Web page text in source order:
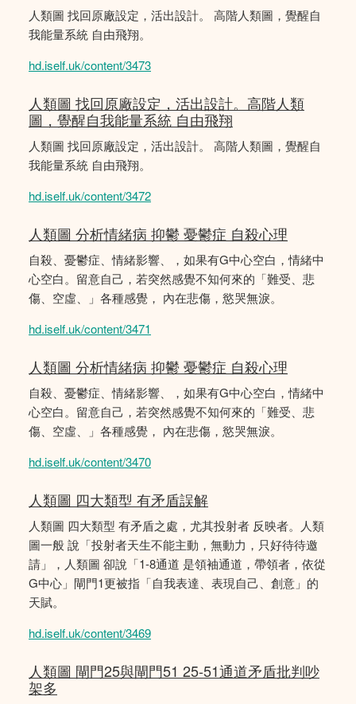
人類圖 找回原廠設定，活出設計。 高階人類圖，覺醒自
我能量系統 自由飛翔。
hd.iself.uk/content/3473
人類圖 找回原廠設定，活出設計。高階人類
圖，覺醒自我能量系統 自由飛翔
人類圖 找回原廠設定，活出設計。 高階人類圖，覺醒自
我能量系統 自由飛翔。
hd.iself.uk/content/3472
人類圖 分析情緒病 抑鬱 憂鬱症 自殺心理
自殺、憂鬱症、情緒影響、，如果有G中心空白，情緒中
心空白。留意自己，若突然感覺不知何來的「難受、悲
傷、空虛、」各種感覺， 內在悲傷，慾哭無淚。
hd.iself.uk/content/3471
人類圖 分析情緒病 抑鬱 憂鬱症 自殺心理
自殺、憂鬱症、情緒影響、，如果有G中心空白，情緒中
心空白。留意自己，若突然感覺不知何來的「難受、悲
傷、空虛、」各種感覺， 內在悲傷，慾哭無淚。
hd.iself.uk/content/3470
人類圖 四大類型 有矛盾誤解
人類圖 四大類型 有矛盾之處，尤其投射者 反映者。人類
圖一般 說「投射者天生不能主動，無動力，只好待待邀
請」，人類圖 卻說「1-8通道 是領袖通道，帶領者，依從
G中心」閘門1更被指「自我表達、表現自己、創意」的
天賦。
hd.iself.uk/content/3469
人類圖 閘門25與閘門51 25-51通道矛盾批判吵
架多